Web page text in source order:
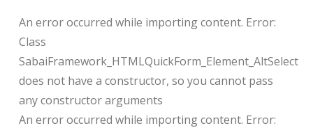
An error occurred while importing content. Error:
Class
SabaiFramework_HTMLQuickForm_Element_AltSelect
does not have a constructor, so you cannot pass
any constructor arguments
An error occurred while importing content. Error: